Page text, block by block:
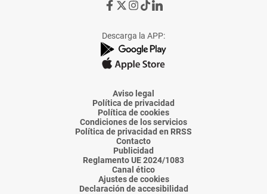
Ir
de
La
Voz
Almería
Ir
de
La
Voz
Almería
Ir
de
La
Voz
Almería
Ir
de
La
Voz
Almería
Ir
de
La
Voz
Descarga la APP:
Aviso legal
Política de privacidad
Política de cookies
Condiciones de los servicios
Política de privacidad en RRSS
Contacto
Publicidad
Reglamento UE 2024/1083
Canal ético
Ajustes de cookies
Declaración de accesibilidad